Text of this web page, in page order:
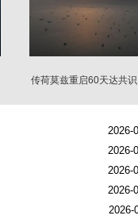
传荷莫兹重启60天达共
2026-
2026-
2026-
2026-
2026-